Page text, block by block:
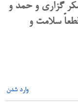
گزاری و حمد و
سلامت و
وارد شدن